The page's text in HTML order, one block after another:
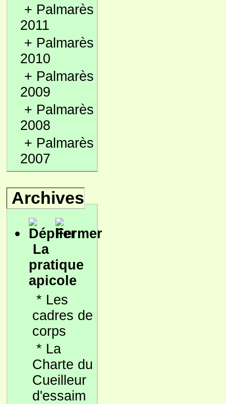
+ Palmarès
2011
+ Palmarès
2010
+ Palmarès
2009
+ Palmarès
2008
+ Palmarès
2007
Archives
La
pratique
apicole
* Les
cadres de
corps
* La
Charte du
Cueilleur
d'essaim